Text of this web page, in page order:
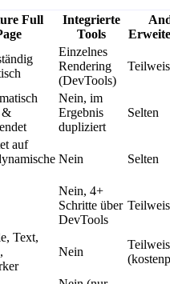
Full
Integrierte
Tools
Einzelnes
Rendering
(DevTools)
&
Nein, im
Ergebnis
dupliziert
Selten
auf
Nein Selten
Nein, 4+
Schritte über
DevTools
Text,
Nein